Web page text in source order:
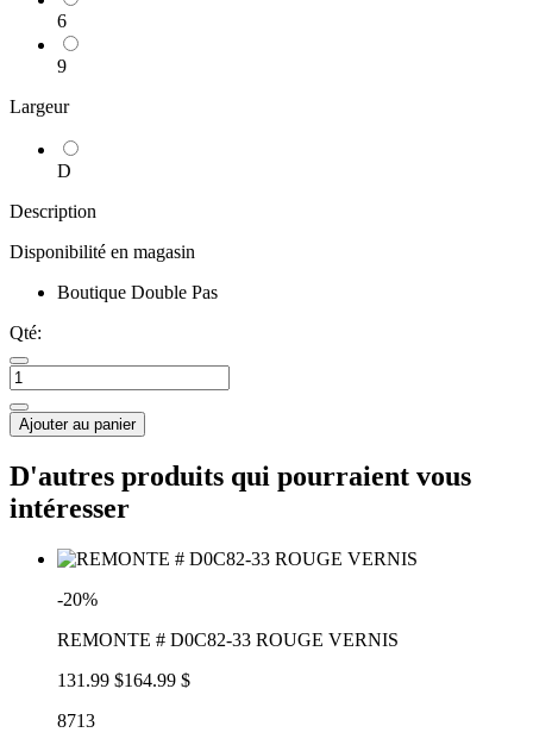
6
9
Largeur
D
Description
Disponibilité en magasin
Boutique Double Pas
Qté:
Ajouter au panier
D'autres produits qui pourraient vous
intéresser
-20%
REMONTE # D0C82-33 ROUGE VERNIS
131.99 $164.99 $
8713